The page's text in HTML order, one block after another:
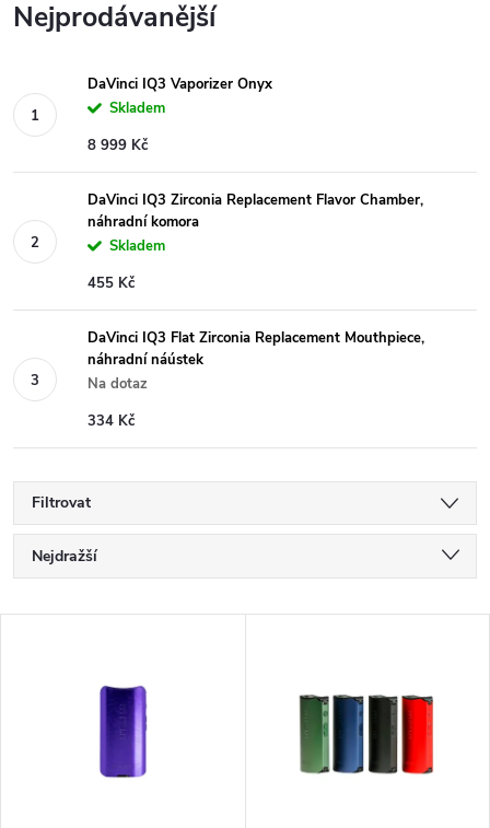
Nejprodávanější
DaVinci IQ3 Vaporizer Onyx
Skladem
8 999 Kč
DaVinci IQ3 Zirconia Replacement Flavor Chamber,
náhradní komora
Skladem
455 Kč
DaVinci IQ3 Flat Zirconia Replacement Mouthpiece,
náhradní náústek
Na dotaz
334 Kč
Filtrovat
Ř
a
Nejdražší